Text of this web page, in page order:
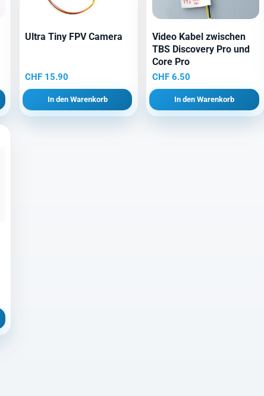
Ultra Tiny FPV Camera
CHF 15.90
In den Warenkorb
Video Kabel zwischen
TBS Discovery Pro und
Core Pro
CHF6.50
In den Warenkorb